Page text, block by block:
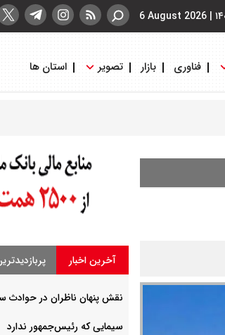
|
6 August 2026
فناوری بازار تصویر استان ها
آخرین اخبار
نقش پنهان ناظران در حوادث
سیمایی که رئیس‌جمهور ندارد